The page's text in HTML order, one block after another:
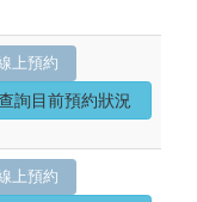
上預約
詢目前預約狀況
上預約